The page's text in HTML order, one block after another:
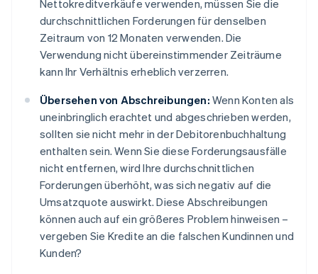
Nettokreditverkäufe verwenden, müssen Sie die
durchschnittlichen Forderungen für denselben
Zeitraum von 12 Monaten verwenden. Die
Verwendung nicht übereinstimmender Zeiträume
kann Ihr Verhältnis erheblich verzerren.
Übersehen von Abschreibungen: Wenn Konten als
uneinbringlich erachtet und abgeschrieben werden,
sollten sie nicht mehr in der Debitorenbuchhaltung
enthalten sein. Wenn Sie diese Forderungsausfälle
nicht entfernen, wird Ihre durchschnittlichen
Forderungen überhöht, was sich negativ auf die
Umsatzquote auswirkt. Diese Abschreibungen
können auch auf ein größeres Problem hinweisen –
vergeben Sie Kredite an die falschen Kundinnen und
Kunden?